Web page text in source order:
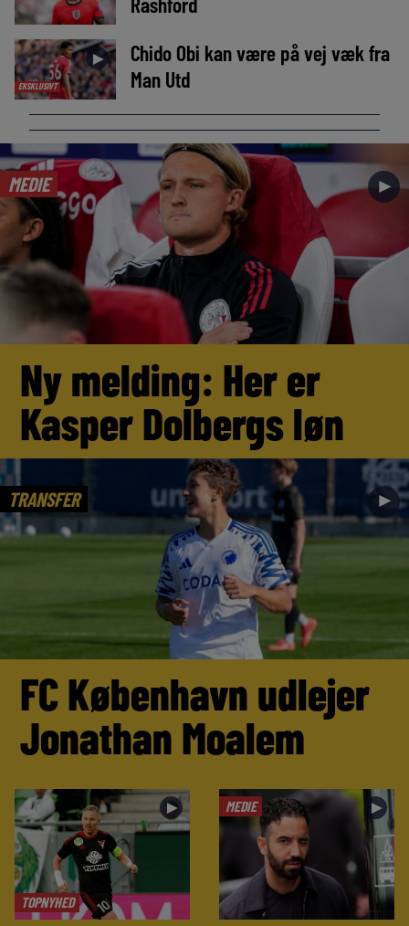
EKSKLUSIVT
►
Chido Obi kan være på vej væk fra
Man Utd
MEDIE ►
Ny melding: Her er
Kasper Dolbergs løn
TRANSFER ►
FC København udlejer
Jonathan Moalem
TOPNYHED
► MEDIE ►